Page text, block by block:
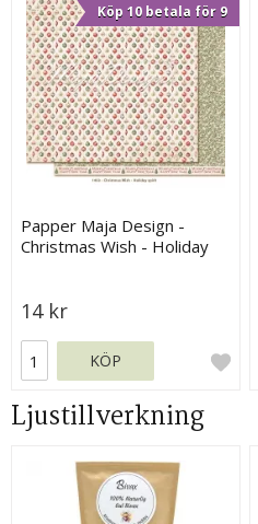
Köp 10 betala för 9
Papper Maja Design -
Christmas Wish - Holiday
14 kr
KÖP
Ljustillverkning